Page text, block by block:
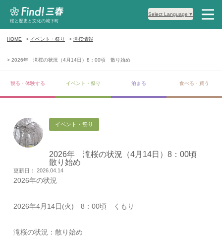
桜と歴史と文化の城下町
Select Language ▼
HOME イベント・祭り 滝桜情報
2026年 滝桜の状況（4月14日）8：00頃 散り始め
観る・体験する イベント・祭り 泊まる 食べる・買う
イベント・祭り
2026年 滝桜の状況（4月14日）8：00頃
散り始め
更新日： 2026.04.14
2026年の状況
2026年4月14日(火) 8：00頃 くもり
滝桜の状況：散り始め